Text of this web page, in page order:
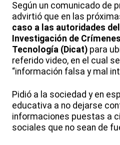
Según un comunicado de
advirtió que en las
caso a las autoridades
Investigación de
Tecnología (Dicat) para
referido video, en el cual
“información falsa y mal
Pidió a la sociedad y en
educativa a no dejarse
informaciones puestas a
sociales que no sean de